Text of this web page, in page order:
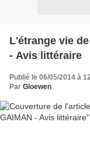
L'étrange vie
- Avis littéraire
Publié le 06/05/2014 à
Par Gloewen